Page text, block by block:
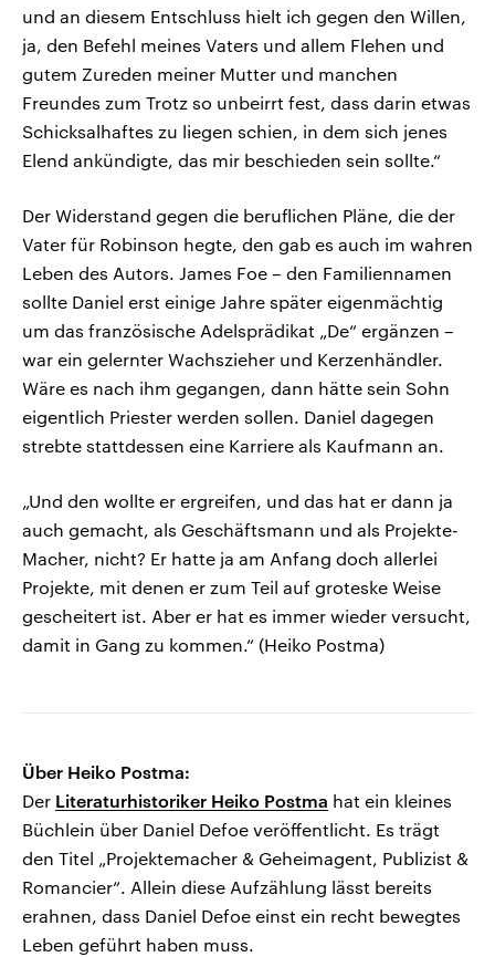
und an diesem Entschluss hielt ich gegen den Willen,
ja, den Befehl meines Vaters und allem Flehen und
gutem Zureden meiner Mutter und manchen
Freundes zum Trotz so unbeirrt fest, dass darin etwas
Schicksalhaftes zu liegen schien, in dem sich jenes
Elend ankündigte, das mir beschieden sein sollte.“
Der Widerstand gegen die beruflichen Pläne, die der
Vater für Robinson hegte, den gab es auch im wahren
Leben des Autors. James Foe – den Familiennamen
sollte Daniel erst einige Jahre später eigenmächtig
um das französische Adelsprädikat „De“ ergänzen –
war ein gelernter Wachszieher und Kerzenhändler.
Wäre es nach ihm gegangen, dann hätte sein Sohn
eigentlich Priester werden sollen. Daniel dagegen
strebte stattdessen eine Karriere als Kaufmann an.
„Und den wollte er ergreifen, und das hat er dann ja
auch gemacht, als Geschäftsmann und als Projekte-
Macher, nicht? Er hatte ja am Anfang doch allerlei
Projekte, mit denen er zum Teil auf groteske Weise
gescheitert ist. Aber er hat es immer wieder versucht,
damit in Gang zu kommen.“ (Heiko Postma)
Über Heiko Postma:
Der Literaturhistoriker Heiko Postma hat ein kleines
Büchlein über Daniel Defoe veröffentlicht. Es trägt
den Titel „Projektemacher & Geheimagent, Publizist &
Romancier“. Allein diese Aufzählung lässt bereits
erahnen, dass Daniel Defoe einst ein recht bewegtes
Leben geführt haben muss.